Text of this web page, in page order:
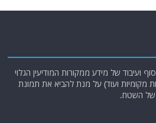
ועיבוד של מידע ממקורות המודיעין הגלוי
מקומיות ועוד) על מנת להביא את תמונת
של השטח.